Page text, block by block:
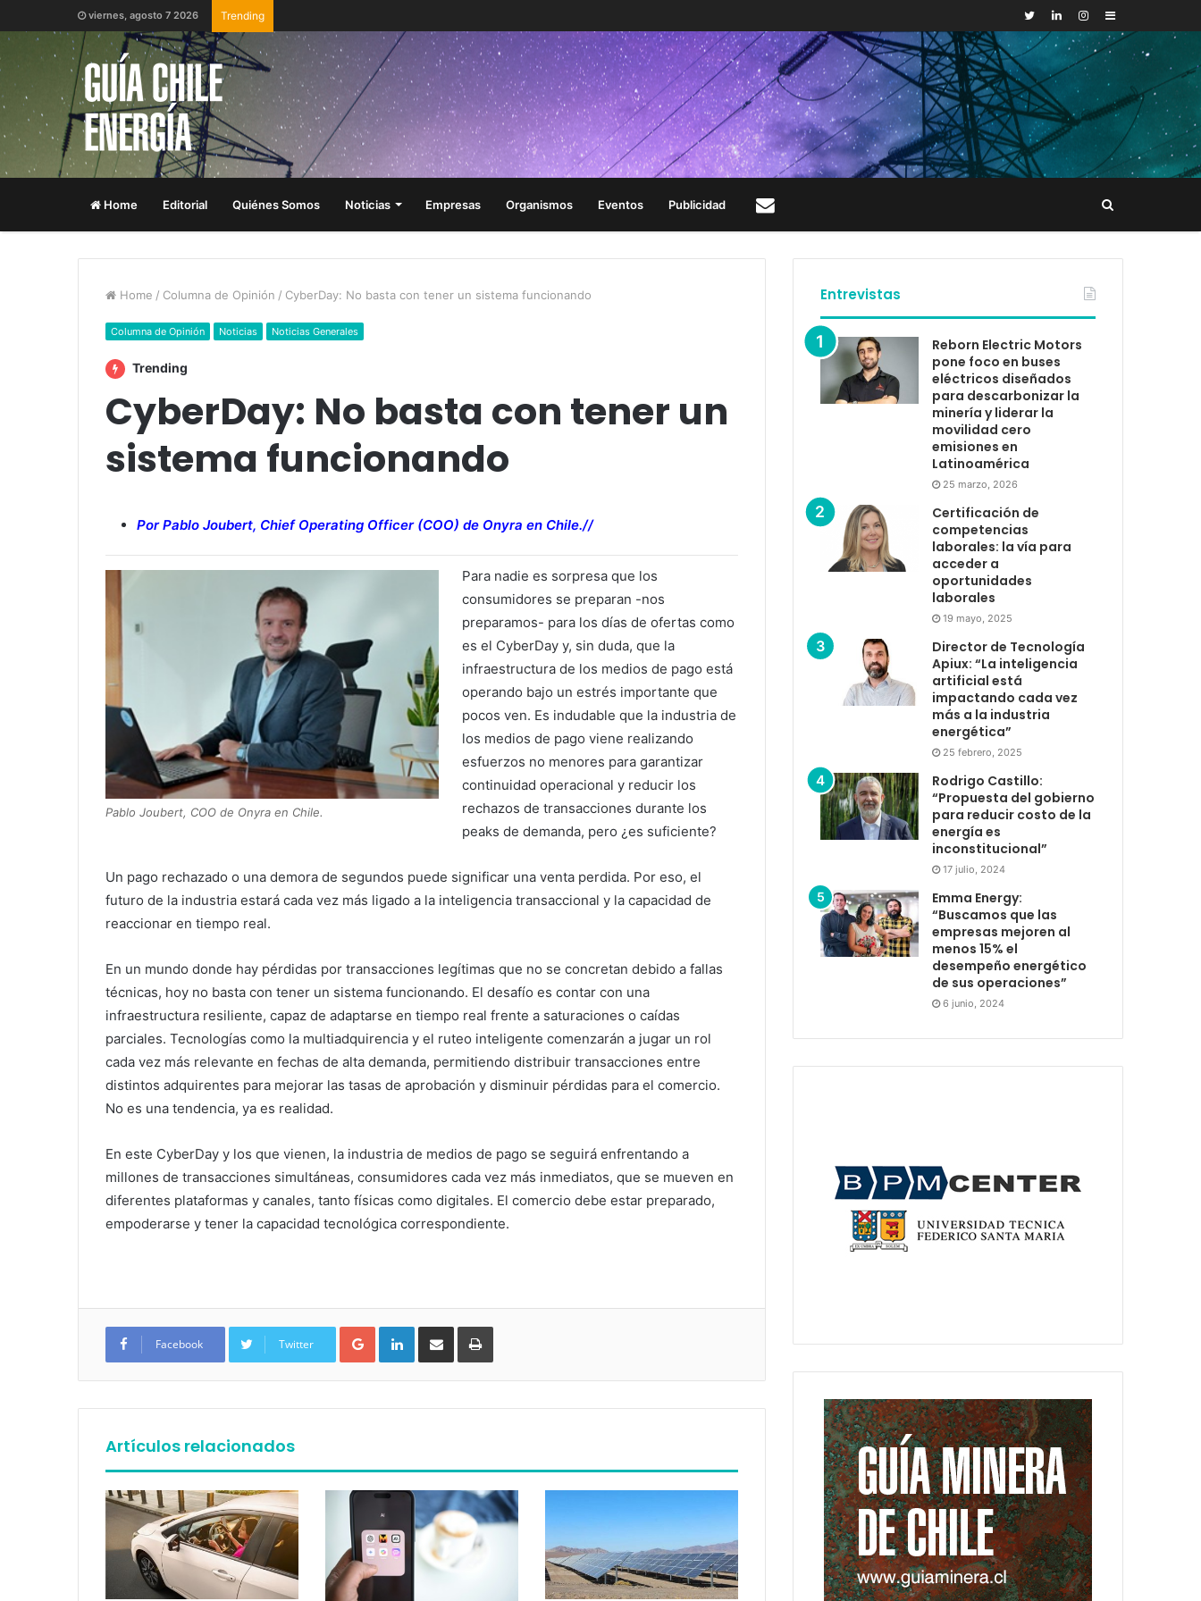
viernes, agosto 7 2026 Trending Sidebar
Home Editorial Quiénes Somos Noticias Empresas Organismos Eventos Publicidad
Home / Columna de Opinión / CyberDay: No basta con tener un sistema funcionando
Columna de Opinión Noticias Noticias Generales
Trending
CyberDay: No basta con tener un
sistema funcionando
Por Pablo Joubert, Chief Operating Officer (COO) de Onyra en Chile.//
Pablo Joubert, COO de Onyra en Chile.
Para nadie es sorpresa que los
consumidores se preparan -nos
preparamos- para los días de ofertas como
es el CyberDay y, sin duda, que la
infraestructura de los medios de pago está
operando bajo un estrés importante que
pocos ven. Es indudable que la industria de
los medios de pago viene realizando
esfuerzos no menores para garantizar
continuidad operacional y reducir los
rechazos de transacciones durante los
peaks de demanda, pero ¿es suficiente?
Un pago rechazado o una demora de segundos puede significar una venta perdida. Por eso, el
futuro de la industria estará cada vez más ligado a la inteligencia transaccional y la capacidad de
reaccionar en tiempo real.
En un mundo donde hay pérdidas por transacciones legítimas que no se concretan debido a fallas
técnicas, hoy no basta con tener un sistema funcionando. El desafío es contar con una
infraestructura resiliente, capaz de adaptarse en tiempo real frente a saturaciones o caídas
parciales. Tecnologías como la multiadquirencia y el ruteo inteligente comenzarán a jugar un rol
cada vez más relevante en fechas de alta demanda, permitiendo distribuir transacciones entre
distintos adquirentes para mejorar las tasas de aprobación y disminuir pérdidas para el comercio.
No es una tendencia, ya es realidad.
En este CyberDay y los que vienen, la industria de medios de pago se seguirá enfrentando a
millones de transacciones simultáneas, consumidores cada vez más inmediatos, que se mueven en
diferentes plataformas y canales, tanto físicas como digitales. El comercio debe estar preparado,
empoderarse y tener la capacidad tecnológica correspondiente.
Facebook Twitter
Google+ LinkedIn
Artículos relacionados
Entrevistas
Reborn Electric Motors
pone foco en buses
eléctricos diseñados
para descarbonizar la
minería y liderar la
movilidad cero
emisiones en
Latinoamérica
25 marzo, 2026
Certificación de
competencias
laborales: la vía para
acceder a
oportunidades
laborales
19 mayo, 2025
Director de Tecnología
Apiux: “La inteligencia
artificial está
impactando cada vez
más a la industria
energética”
25 febrero, 2025
Rodrigo Castillo:
“Propuesta del gobierno
para reducir costo de la
energía es
inconstitucional”
17 julio, 2024
Emma Energy:
“Buscamos que las
empresas mejoren al
menos 15% el
desempeño energético
de sus operaciones”
6 junio, 2024